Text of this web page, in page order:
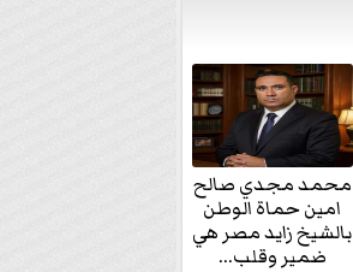
محمد مجدي صالح
امين حماة الوطن
بالشيخ زايد مصر هي
ضمير وقلب...